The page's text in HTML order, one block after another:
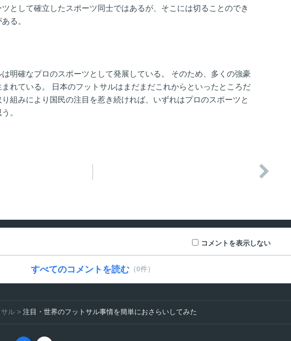
として確立したスポーツ同士ではあるが、そこには切ることのでき
る。
明確なプロのスポーツとして発展している。 そのため、多くの強豪
れている。 日本のフットサルはまだまだこれからといったところだ
組みにより国民の注目を惹き続ければ、いずれはプロのスポーツと
。

コメントを表示しない
すべてのコメントを読む （0件）
ル > 注目・世界のフットサル事情を簡単におさらいしてみた